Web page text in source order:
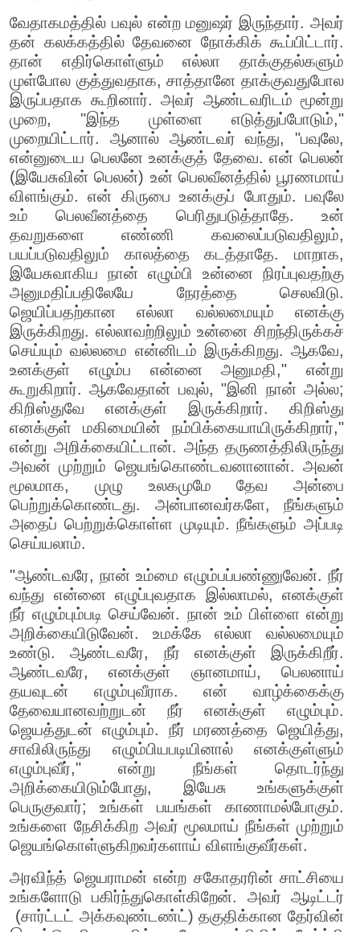
வேதாகமத்தில் பவுல் என்ற மனுஷர் இருந்தார். அவர்
தன் கலக்கத்தில் தேவனை நோக்கிக் கூப்பிட்டார்.
தான் எதிர்கொள்ளும் எல்லா தாக்குதல்களும்
முள்போல குத்துவதாக, சாத்தானே தாக்குவதுபோல
இருப்பதாக கூறினார். அவர் ஆண்டவரிடம் மூன்று
முறை, "இந்த முள்ளை எடுத்துப்போடும்,"
முறையிட்டார். ஆனால் ஆண்டவர் வந்து, "பவுலே,
என்னுடைய பெலனே உனக்குத் தேவை. என் பெலன்
(இயேசுவின் பெலன்) உன் பெலவீனத்தில் பூரணமாய்
விளங்கும். என் கிருபை உனக்குப் போதும். பவுலே
உம் பெலவீனத்தை பெரிதுபடுத்தாதே. உன்
தவறுகளை எண்ணி கவலைப்படுவதிலும்,
பயப்படுவதிலும் காலத்தை கடத்தாதே. மாறாக,
இயேசுவாகிய நான் எழும்பி உன்னை நிரப்புவதற்கு
அனுமதிப்பதிலேயே நேரத்தை செலவிடு.
ஜெயிப்பதற்கான எல்லா வல்லமையும் எனக்கு
இருக்கிறது. எல்லாவற்றிலும் உன்னை சிறந்திருக்கச்
செய்யும் வல்லமை என்னிடம் இருக்கிறது. ஆகவே,
உனக்குள் எழும்ப என்னை அனுமதி," என்று
கூறுகிறார். ஆகவேதான் பவுல், "இனி நான் அல்ல;
கிறிஸ்துவே எனக்குள் இருக்கிறார். கிறிஸ்து
எனக்குள் மகிமையின் நம்பிக்கையாயிருக்கிறார்,"
என்று அறிக்கையிட்டான். அந்த தருணத்திலிருந்து
அவன் முற்றும் ஜெயங்கொண்டவனானான். அவன்
மூலமாக, முழு உலகமுமே தேவ அன்பை
பெற்றுக்கொண்டது. அன்பானவர்களே, நீங்களும்
அதைப் பெற்றுக்கொள்ள முடியும். நீங்களும் அப்படி
செய்யலாம்.
"ஆண்டவரே, நான் உம்மை எழும்பப்பண்ணுவேன். நீர்
வந்து என்னை எழுப்புவதாக இல்லாமல், எனக்குள்
நீர் எழும்பும்படி செய்வேன். நான் உம் பிள்ளை என்று
அறிக்கையிடுவேன். உமக்கே எல்லா வல்லமையும்
உண்டு. ஆண்டவரே, நீர் எனக்குள் இருக்கிறீர்.
ஆண்டவரே, எனக்குள் ஞானமாய், பெலனாய்
தயவுடன் எழும்புவீராக. என் வாழ்க்கைக்கு
தேவையானவற்றுடன் நீர் எனக்குள் எழும்பும்.
ஜெயத்துடன் எழும்பும். நீர் மரணத்தை ஜெயித்து,
சாவிலிருந்து எழும்பியபடியினால் எனக்குள்ளும்
எழும்புவீர்," என்று நீங்கள் தொடர்ந்து
அறிக்கையிடும்போது, இயேசு உங்களுக்குள்
பெருகுவார்; உங்கள் பயங்கள் காணாமல்போகும்.
உங்களை நேசிக்கிற அவர் மூலமாய் நீங்கள் முற்றும்
ஜெயங்கொள்ளுகிறவர்களாய் விளங்குவீர்கள்.
அரவிந்த் ஜெயராமன் என்ற சகோதரரின் சாட்சியை
உங்களோடு பகிர்ந்துகொள்கிறேன். அவர் ஆடிட்டர்
(சார்ட்டட் அக்கவுண்டண்ட்) தகுதிக்கான தேர்வின்